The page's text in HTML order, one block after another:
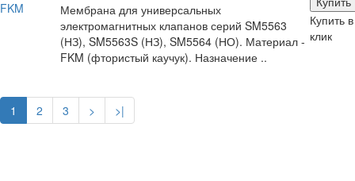
Мембрана для универсальных
электромагнитных клапанов серий SM5563
(НЗ), SM5563S (НЗ), SM5564 (НО). Материал -
FKM (фтористый каучук). Назначение ..
Купить
клик
1 2 3 > >|